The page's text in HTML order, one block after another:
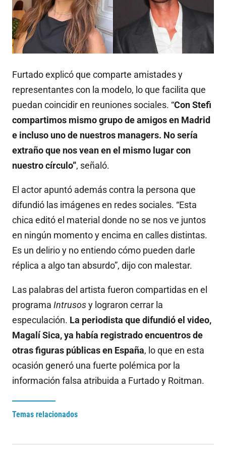
Furtado explicó que comparte amistades y
representantes con la modelo, lo que facilita que
puedan coincidir en reuniones sociales. “Con Stefi
compartimos mismo grupo de amigos en Madrid
e incluso uno de nuestros managers. No sería
extraño que nos vean en el mismo lugar con
nuestro círculo”, señaló.
El actor apuntó además contra la persona que
difundió las imágenes en redes sociales. “Esta
chica editó el material donde no se nos ve juntos
en ningún momento y encima en calles distintas.
Es un delirio y no entiendo cómo pueden darle
réplica a algo tan absurdo”, dijo con malestar.
Las palabras del artista fueron compartidas en el
programa Intrusosy lograron cerrar la
especulación. La periodista que difundió el video,
Magalí Sica, ya había registrado encuentros de
otras figuras públicas en España, lo que en esta
ocasión generó una fuerte polémica por la
información falsa atribuida a Furtado y Roitman.
Temas relacionados